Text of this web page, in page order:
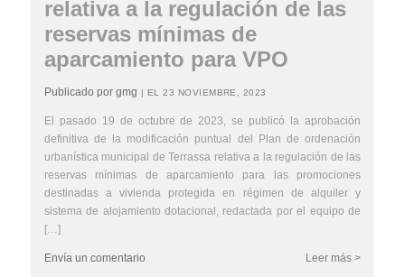
relativa a la regulación de las
reservas mínimas de
aparcamiento para VPO
Publicado por gmg | EL 23 NOVIEMBRE, 2023
El pasado 19 de octubre de 2023, se publicó la aprobación
definitiva de la modificación puntual del Plan de ordenación
urbanística municipal de Terrassa relativa a la regulación de las
reservas mínimas de aparcamiento para las promociones
destinadas a vivienda protegida en régimen de alquiler y
sistema de alojamiento dotacional, redactada por el equipo de
[…]
Leer más >
Envía un comentario